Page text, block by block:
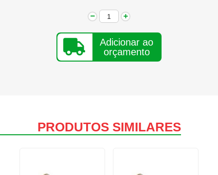
Adicionar ao
orçamento
PRODUTOS SIMILARES